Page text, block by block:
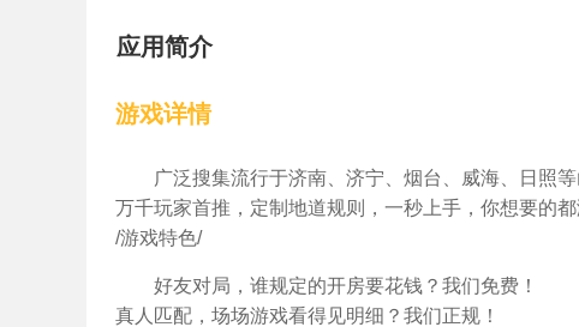
应用简介
游戏详情
广泛搜集流行于济南、济宁、烟台、威海、日照
万千玩家首推，定制地道规则，一秒上手，你想要的
/游戏特色/
好友对局，谁规定的开房要花钱？我们免费！
真人匹配，场场游戏看得见明细？我们正规！